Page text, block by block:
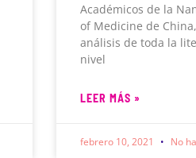
Académicos de la
of Medicine de
análisis de toda la
nivel
LEER MÁS »
febrero 10, 2021 No